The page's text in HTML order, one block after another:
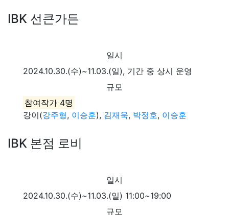
IBK 선큰가든
일시
2024.10.30.(수)~11.03.(일), 기간 중 상시 운영
규모
참여작가 4명
강이(강주형, 이승훈), 김재욱, 박정호, 이승훈
IBK 본점 로비
일시
2024.10.30.(수)~11.03.(일) 11:00~19:00
규모